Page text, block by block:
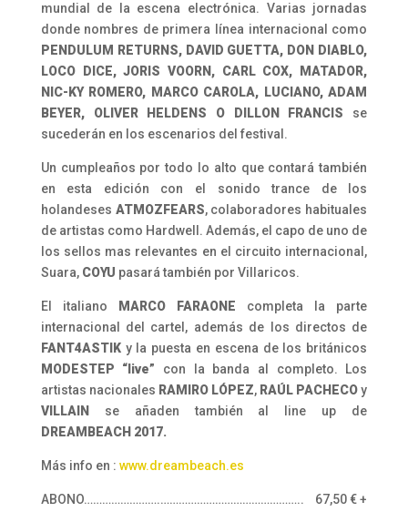
mundial de la escena electrónica. Varias jornadas
donde nombres de primera línea internacional como
PENDULUM RETURNS, DAVID GUETTA, DON DIABLO,
LOCO DICE, JORIS VOORN, CARL COX, MATADOR,
NIC-KY ROMERO, MARCO CAROLA, LUCIANO, ADAM
BEYER, OLIVER HELDENS O DILLON FRANCIS se
sucederán en los escenarios del festival.
Un cumpleaños por todo lo alto que contará también
en esta edición con el sonido trance de los
holandeses ATMOZFEARS, colaboradores habituales
de artistas como Hardwell. Además, el capo de uno de
los sellos mas relevantes en el circuito internacional,
Suara, COYU pasará también por Villaricos.
El italiano MARCO FARAONE completa la parte
internacional del cartel, además de los directos de
FANT4ASTIKy la puesta en escena de los británicos
MODESTEP “live” con la banda al completo. Los
artistas nacionales RAMIRO LÓPEZ, RAÚL PACHECOy
VILLAIN
se añaden también al line up de
DREAMBEACH 2017.
Más info en : www.dreambeach.es
ABONO…………………….……………………………………….. 67,50 € +